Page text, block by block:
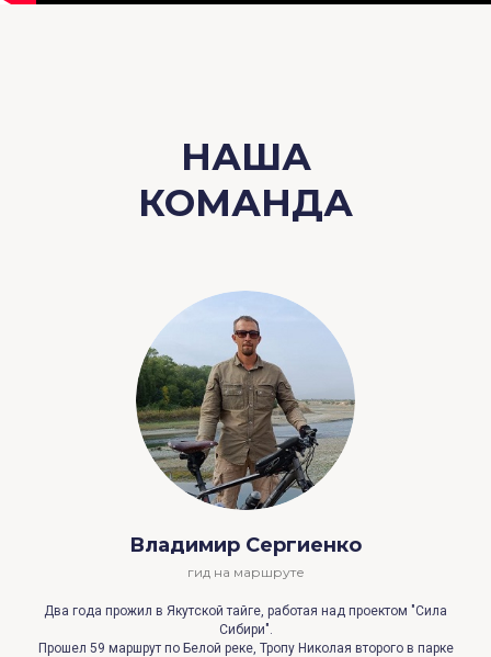
НАША
КОМАНДА
Владимир Сергиенко
гид на маршруте
Два года прожил в Якутской тайге, работая над проектом "Сила
Сибири".
Прошел 59 маршрут по Белой реке, Тропу Николая второго в парке